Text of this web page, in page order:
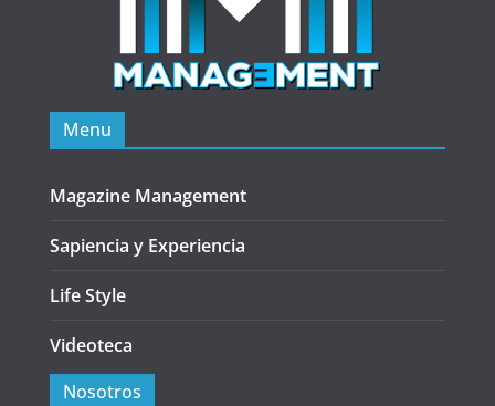
Menu
Magazine Management
Sapiencia y Experiencia
Life Style
Videoteca
Nosotros